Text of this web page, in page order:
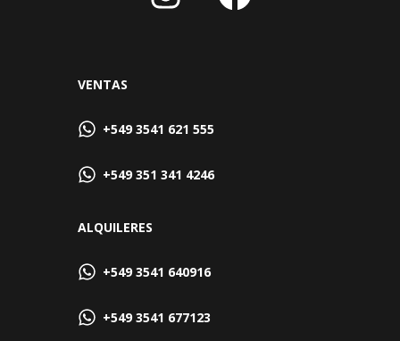
VENTAS
+549 3541 621 555
+549 351 341 4246
ALQUILERES
+549 3541 640916
+549 3541 677123